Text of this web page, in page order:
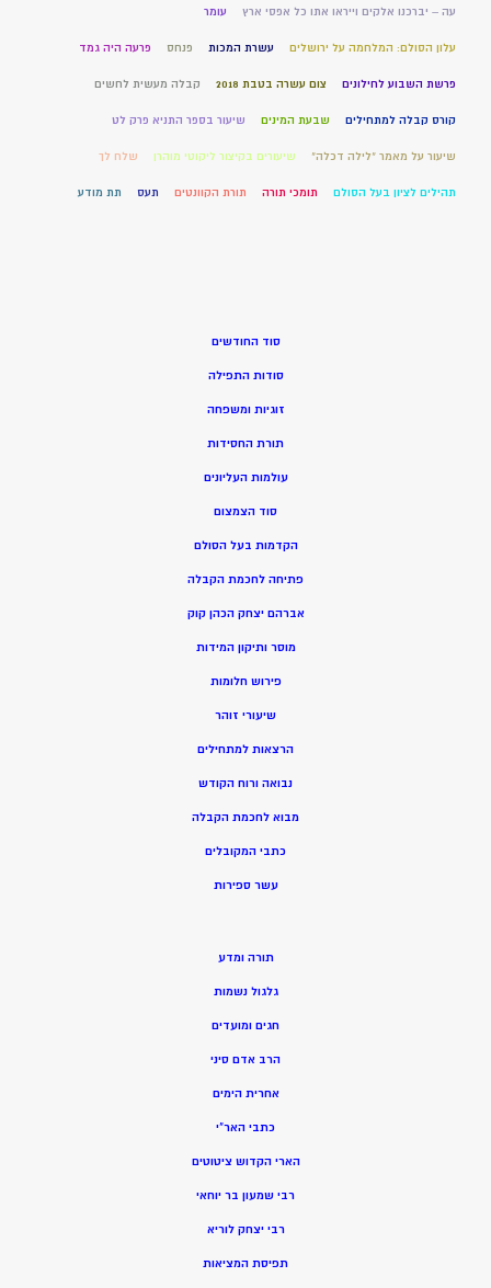
עה – יברכנו אלקים וייראו אתו כל אפסי ארץ עומר
עלון הסולם: המלחמה על ירושלים עשרת המכות פנחס פרעה היה גמד
פרשת השבוע לחילונים צום עשרה בטבת 2018 קבלה מעשית לחשים
קורס קבלה למתחילים שבעת המינים שיעור בספר התניא פרק לט
שיעור על מאמר "לילה דכלה" שיעורים בקיצור ליקוטי מוהרן שלח לך
תהילים לציון בעל הסולם תומכי תורה תורת הקוונטים תעס תת מודע
סוד החודשים
סודות התפילה
זוגיות ומשפחה
תורת החסידות
עולמות העליונים
סוד הצמצום
הקדמות בעל הסולם
פתיחה לחכמת הקבלה
אברהם יצחק הכהן קוק
מוסר ותיקון המידות
פירוש חלומות
שיעורי זוהר
הרצאות למתחילים
נבואה ורוח הקודש
מבוא לחכמת הקבלה
כתבי המקובלים
עשר ספירות
תורה ומדע
גלגול נשמות
חגים ומועדים
הרב אדם סיני
אחרית הימים
כתבי האר”י
הארי הקדוש ציטוטים
רבי שמעון בר יוחאי
רבי יצחק לוריא
תפיסת המציאות